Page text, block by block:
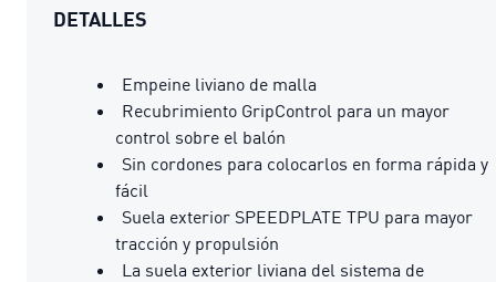
DETALLES
Empeine liviano de malla
Recubrimiento GripControl para un mayor
control sobre el balón
Sin cordones para colocarlos en forma rápida y
fácil
Suela exterior SPEEDPLATE TPU para mayor
tracción y propulsión
La suela exterior liviana del sistema de